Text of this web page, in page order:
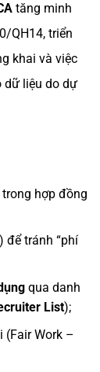
tăng minh
QH14, triển
khai và việc
dữ liệu do dự
hợp đồng
để tránh “phí
qua danh
List);
Work –